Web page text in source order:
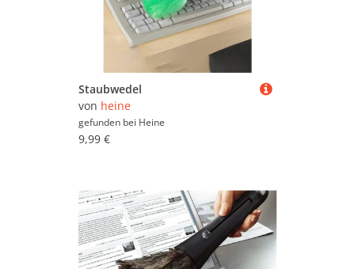
Staubwedel
von heine
gefunden bei Heine
9,99 €